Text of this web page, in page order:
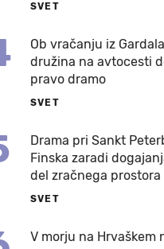
SVET
Ob vračanju iz
družina na avtocesti
pravo dramo
SVET
Drama pri Sankt
Finska zaradi
del zračnega prostora
SVET
V morju na Hrvaškem